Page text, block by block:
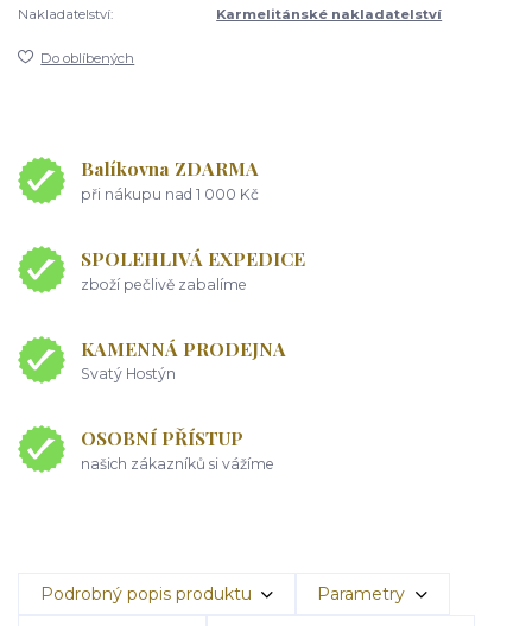
Nakladatelství:
Karmelitánské nakladatelství
Do oblíbených
Balíkovna ZDARMA
při nákupu nad 1 000 Kč
SPOLEHLIVÁ EXPEDICE
zboží pečlivě zabalíme
KAMENNÁ PRODEJNA
Svatý Hostýn
OSOBNÍ PŘÍSTUP
našich zákazníků si vážíme
Podrobný popis produktu Parametry